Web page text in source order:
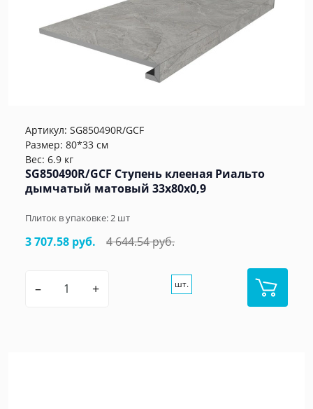
Артикул: SG850490R/GCF
Размер: 80*33 см
Вес: 6.9 кг
SG850490R/GCF Ступень клееная Риальто
дымчатый матовый 33x80x0,9
Плиток в упаковке:2 шт
3 707.58 руб. 4 644.54 руб.
– + шт.